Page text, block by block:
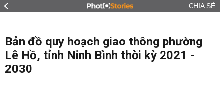
CHIA SẺ
Bản đồ quy hoạch giao thông phường
Lê Hồ, tỉnh Ninh Bình thời kỳ 2021 -
2030